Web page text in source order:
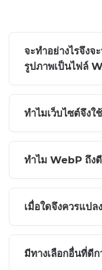
จะทำอย่างไรจึง
รูปภาพเป็นไฟล์
ทำไมเว็บไซต์จึง
ทำไม WebP ถึง
เมื่อใดจึงควรแป
มีทางเลือกอื่นที่ดี